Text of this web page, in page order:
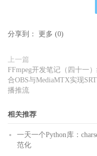
分享到： 更多 (0)
上一篇
FFmpeg开发笔记（四十一
合OBS与MediaMTX实现
播推流
相关推荐
一天一个Python库：
范化